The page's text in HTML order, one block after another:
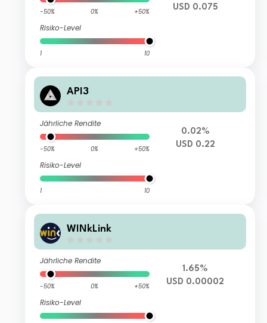
-50% 0% +50%
Risiko-Level
1 10
USD 0.075
API3
Jährliche Rendite
-50% 0% +50%
Risiko-Level
1 10
0.02%
USD 0.22
WINkLink
Jährliche Rendite
-50% 0% +50%
Risiko-Level
1.65%
USD 0.00002